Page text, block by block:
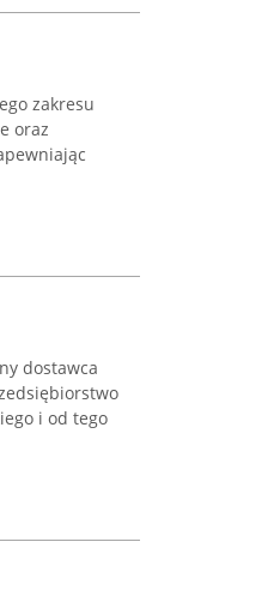
zakresu
oraz
dostawca
i od tego